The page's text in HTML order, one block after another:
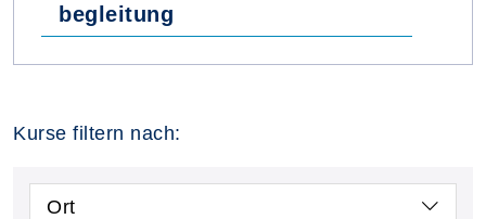
begleitung
Kurse filtern nach:
Ort